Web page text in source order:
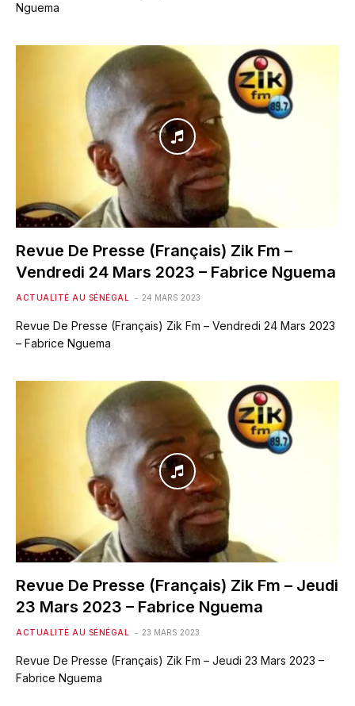
Nguema
Revue De Presse (Français) Zik Fm –
Vendredi 24 Mars 2023 – Fabrice Nguema
ACTUALITÉ AU SÉNÉGAL 24 MARS 2023
Revue De Presse (Français) Zik Fm – Vendredi 24 Mars 2023
– Fabrice Nguema
Revue De Presse (Français) Zik Fm – Jeudi
23 Mars 2023 – Fabrice Nguema
ACTUALITÉ AU SÉNÉGAL 23 MARS 2023
Revue De Presse (Français) Zik Fm – Jeudi 23 Mars 2023 –
Fabrice Nguema